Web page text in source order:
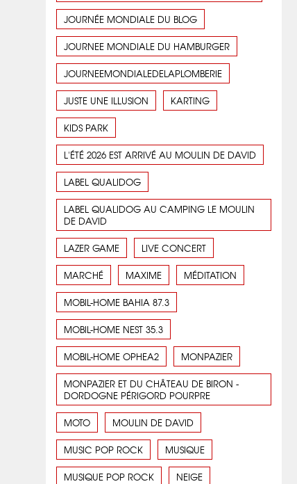
JOURNÉE MONDIALE DU BLOG
JOURNEE MONDIALE DU HAMBURGER
JOURNEEMONDIALEDELAPLOMBERIE
JUSTE UNE ILLUSION KARTING
KIDS PARK
L'ÉTÉ 2026 EST ARRIVÉ AU MOULIN DE DAVID
LABEL QUALIDOG
LABEL QUALIDOG AU CAMPING LE MOULIN
DE DAVID
LAZER GAME LIVE CONCERT
MARCHÉ MAXIME MÉDITATION
MOBIL-HOME BAHIA 87.3
MOBIL-HOME NEST 35.3
MOBIL-HOME OPHEA2 MONPAZIER
MONPAZIER ET DU CHÂTEAU DE BIRON -
DORDOGNE PÉRIGORD POURPRE
MOTO MOULIN DE DAVID
MUSIC POP ROCK MUSIQUE
MUSIQUE POP ROCK NEIGE